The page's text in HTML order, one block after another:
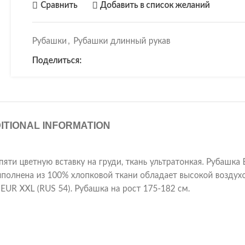
Сравнить Добавить в список желаний
Рубашки , Рубашки длинный рукав
Поделиться:
INFORMATION
цветную вставку на груди, ткань ультратонкая. Рубашка
из 100% хлопковой ткани обладает высокой
XXL (RUS 54). Рубашка на рост 175-182 см.